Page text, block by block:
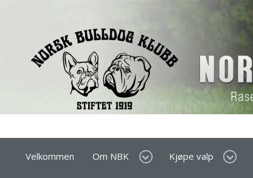
Velkommen Om NBK Kjøpe valp